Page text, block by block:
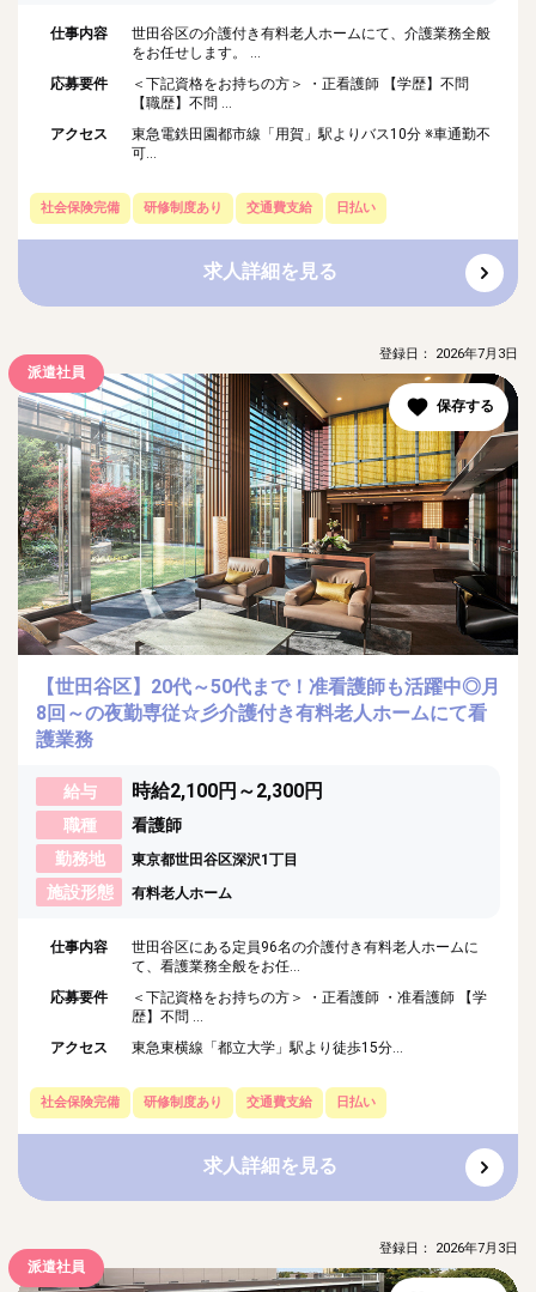
仕事内容
世田谷区の介護付き有料老人ホームにて、介護業務全般
応募要件
＜下記資格をお持ちの方＞ ・正看護師 【学歴】不問
【職歴】不問 ...
アクセス
東急電鉄田園都市線「用賀」駅よりバス10分 ※車通勤不
可...
社会保険完備 研修制度あり 交通費支給 日払い
求人詳細を見る
派遣社員
登録日： 2026年7月3日
【世田谷区】20代～50代まで！准看護師も活躍中◎月
8回～の夜勤専従☆彡介護付き有料老人ホームにて看
護業務
給与 時給2,100円～2,300円
職種
看護師
勤務地
東京都世田谷区深沢1丁目
施設形態 有料老人ホーム
仕事内容
世田谷区にある定員96名の介護付き有料老人ホームに
て、看護業務全般をお任...
応募要件
＜下記資格をお持ちの方＞ ・正看護師 ・准看護師 【学
歴】不問 ...
アクセス
東急東横線「都立大学」駅より徒歩15分...
社会保険完備 研修制度あり 交通費支給 日払い
求人詳細を見る
派遣社員
登録日： 2026年7月3日